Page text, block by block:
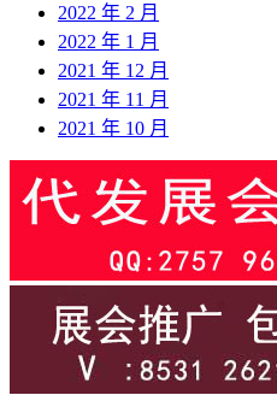
2022 年 2 月
2022 年 1 月
2021 年 12 月
2021 年 11 月
2021 年 10 月